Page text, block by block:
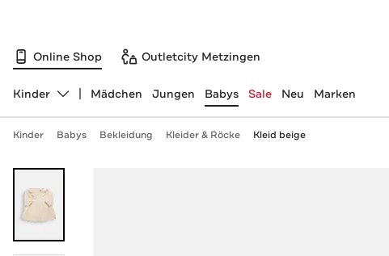
Online Shop Outletcity Metzingen
Abteilung ändern, ausgewählt:
Kinder Mädchen Jungen Babys Sale Neu Marken
Kinder Babys Bekleidung Kleider & Röcke Kleid beige